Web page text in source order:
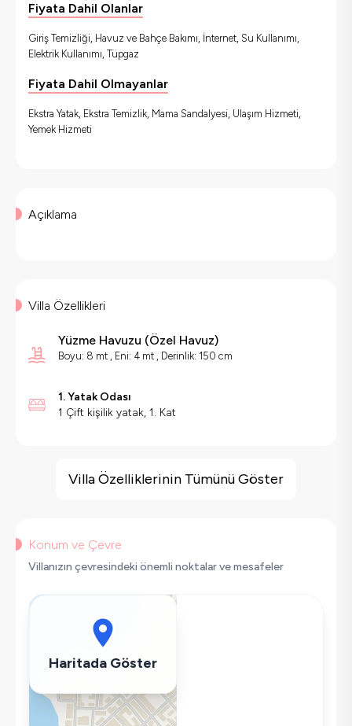
Fiyata Dahil Olanlar
Giriş Temizliği, Havuz ve Bahçe Bakımı, İnternet, Su Kullanımı,
Elektrik Kullanımı, Tüpgaz
Fiyata Dahil Olmayanlar
Ekstra Yatak, Ekstra Temizlik, Mama Sandalyesi, Ulaşım Hizmeti,
Yemek Hizmeti
Açıklama
Villa Özellikleri
Yüzme Havuzu (Özel Havuz)
Boyu: 8 mt , Eni: 4 mt , Derinlik: 150 cm
1. Yatak Odası
1 Çift kişilik yatak, 1. Kat
Villa Özelliklerinin Tümünü Göster
Konum ve Çevre
Villanızın çevresindeki önemli noktalar ve mesafeler
Haritada Göster